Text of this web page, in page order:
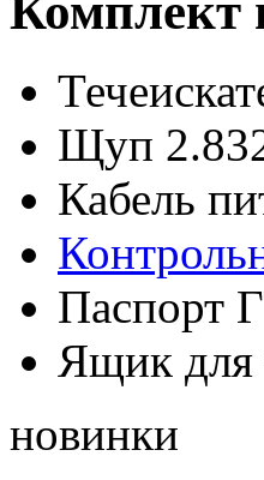
Щуп
Кабель
Паспорт
Ящик для
новинки